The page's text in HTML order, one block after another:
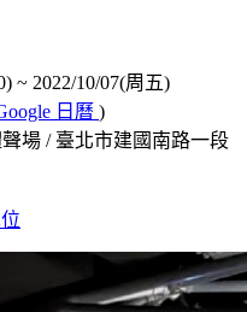
~ 2022/10/07(周五)
日曆 )
場 / 臺北市建國南路一段